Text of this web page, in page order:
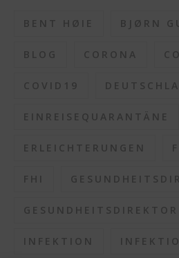
BENT HØIE BJØRN
BLOG CORONA
COVID19
EINREISEQUARANTÄNE
ERLEICHTERUNGEN
FHI
GESUNDHEITSDIREKTOR
INFEKTION